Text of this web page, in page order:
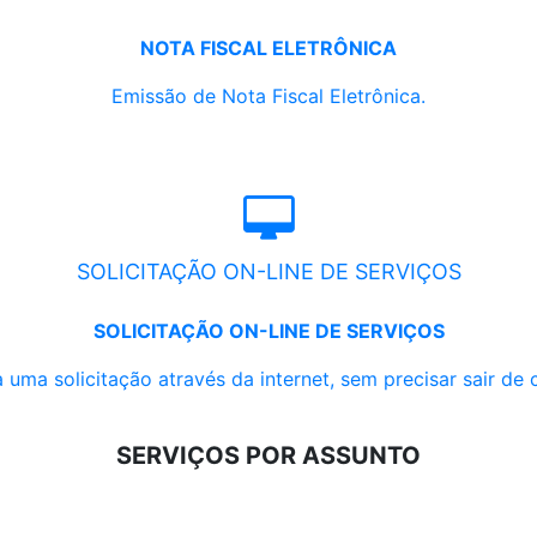
NOTA FISCAL ELETRÔNICA
Emissão de Nota Fiscal Eletrônica.
SOLICITAÇÃO ON-LINE DE SERVIÇOS
SOLICITAÇÃO ON-LINE DE SERVIÇOS
uma solicitação através da internet, sem precisar sair de
SERVIÇOS POR ASSUNTO